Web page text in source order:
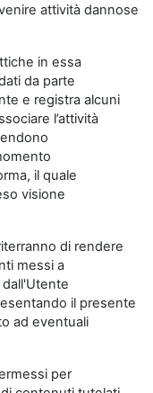
attività dannose
in essa
da parte
e registra alcuni
l’attività
il quale
visione
di rendere
messi a
il presente
ad eventuali
per